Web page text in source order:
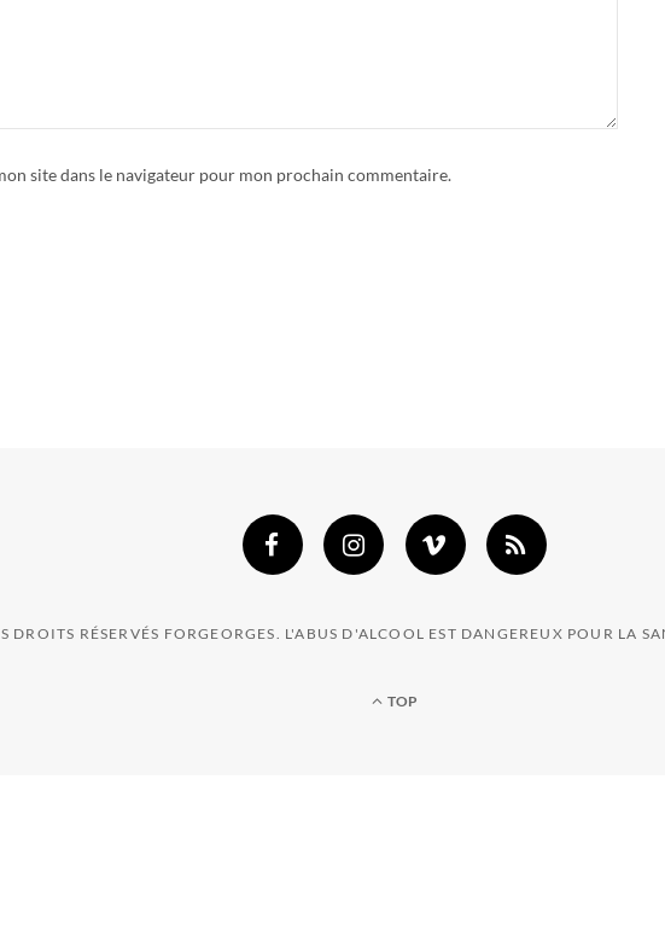
site dans le navigateur pour mon prochain commentaire.
RÉSERVÉS FORGEORGES. L'ABUS D'ALCOOL EST DANGEREUX POUR LA
TOP